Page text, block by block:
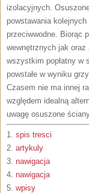
izolacyjnych.
powstawania
przeciwwodne. Biorąc
wewnętrznych jak
wszystkim popłatny w
powstałe w wyniku
Czasem nie ma innej
względem idealną
uwagę osuszone
1. spis tresci
2. artykuly
3. nawigacja
4. nawigacja
5. wpisy